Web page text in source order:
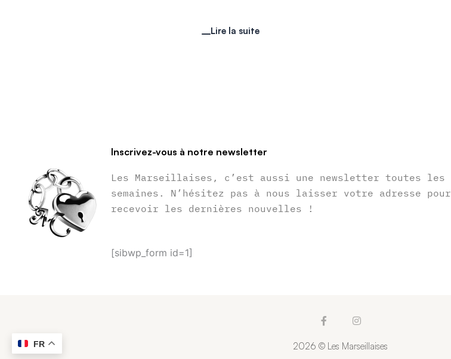
Lire la suite
Inscrivez-vous à notre newsletter
Les Marseillaises, c’est aussi une newsletter toutes les
semaines. N’hésitez pas à nous laisser votre adresse pour
recevoir les dernières nouvelles !
[sibwp_form id=1]
F
a
e
I
n
t
2026 © Les Marseillaises
FR